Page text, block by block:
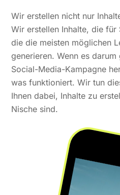
Wir erstellen nicht nur
Wir erstellen Inhalte, die für
die die meisten möglichen
generieren. Wenn es
Social-Media-Kampagne
was funktioniert. Wir tun
Ihnen dabei, Inhalte zu
Nische sind.